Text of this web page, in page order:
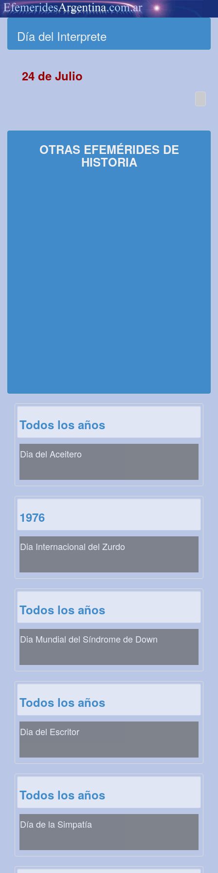
Día del Interprete
24 de Julio
OTRAS EFEMÉRIDES DE
HISTORIA
Todos los años
Dia del Aceitero
1976
Dia Internacional del Zurdo
Todos los años
Dia Mundial del Síndrome de Down
Todos los años
Dia del Escritor
Todos los años
Día de la Simpatía